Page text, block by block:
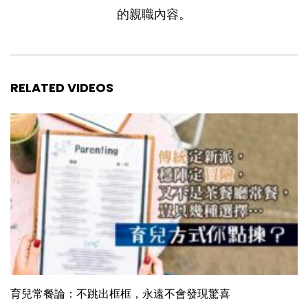
的親職內容。
RELATED VIDEOS
育兒常餐論：不跳出框框，永遠不會發現驚喜